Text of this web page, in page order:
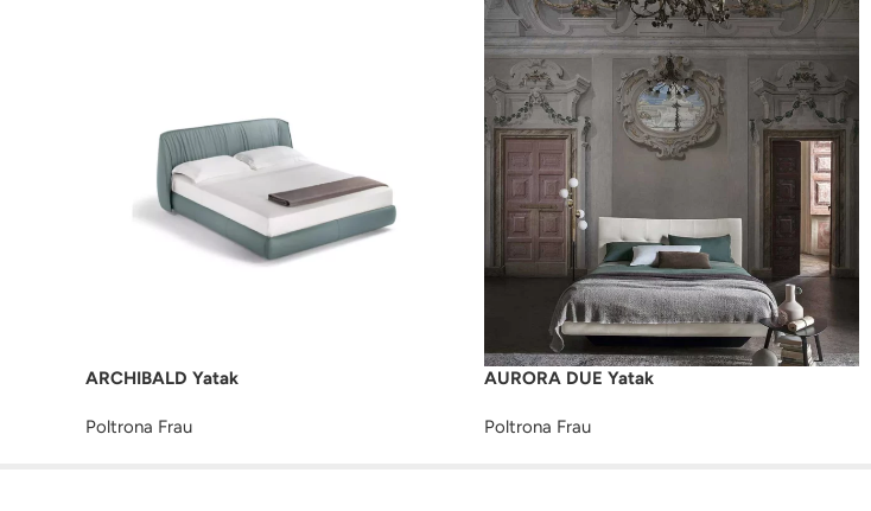
ARCHIBALD Yatak
Poltrona Frau
AURORA DUE Yatak
Poltrona Frau